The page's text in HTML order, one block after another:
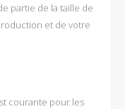
partie de la taille de
et de votre
courante pour les